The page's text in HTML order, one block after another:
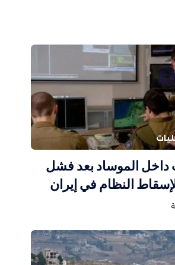
داخل الموساد بعد فشل
النظام في إيران